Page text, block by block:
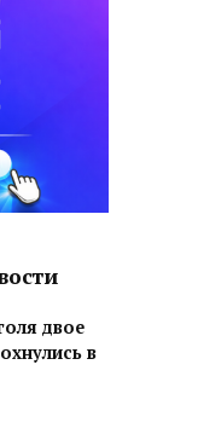
двое
в